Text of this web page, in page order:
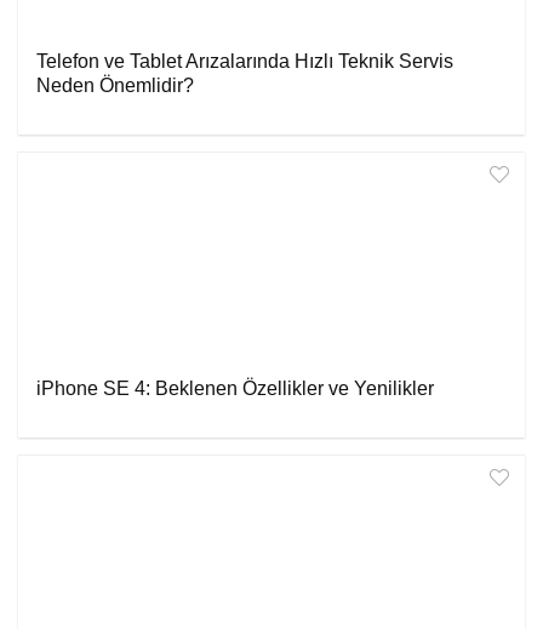
Telefon ve Tablet Arızalarında Hızlı Teknik Servis
Neden Önemlidir?
iPhone SE 4: Beklenen Özellikler ve Yenilikler